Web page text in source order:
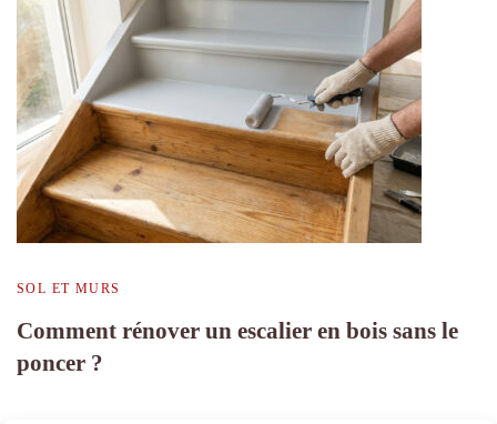
SOL ET MURS
Comment rénover un escalier en bois sans le
poncer ?